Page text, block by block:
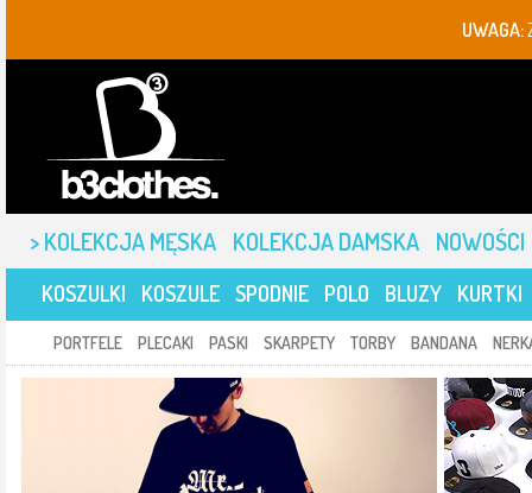
UWAGA:
> KOLEKCJA MĘSKA KOLEKCJA DAMSKA NOWOŚCI
KOSZULKI KOSZULE SPODNIE POLO BLUZY KURTKI
PORTFELE PLECAKI PASKI SKARPETY TORBY BANDANA